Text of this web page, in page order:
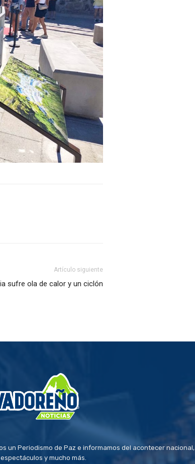
Artículo siguiente
sufre ola de calor y un ciclón
un Periodismo de Paz e informamos del acontecer nacional,
y mucho más.